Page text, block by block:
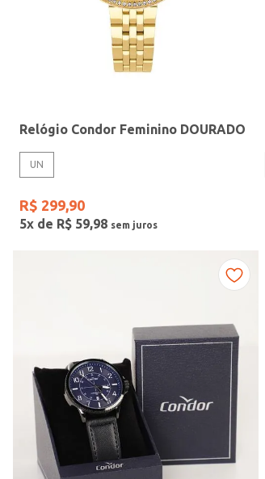
Relógio Condor Feminino DOURADO
UN
R$ 299,90
5x de R$ 59,98